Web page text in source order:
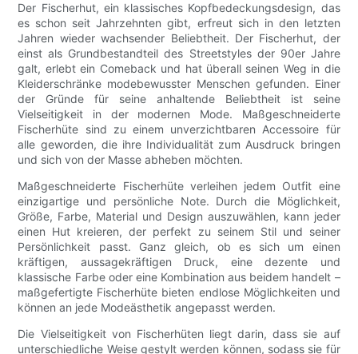
Der Fischerhut, ein klassisches Kopfbedeckungsdesign, das
es schon seit Jahrzehnten gibt, erfreut sich in den letzten
Jahren wieder wachsender Beliebtheit. Der Fischerhut, der
einst als Grundbestandteil des Streetstyles der 90er Jahre
galt, erlebt ein Comeback und hat überall seinen Weg in die
Kleiderschränke modebewusster Menschen gefunden. Einer
der Gründe für seine anhaltende Beliebtheit ist seine
Vielseitigkeit in der modernen Mode. Maßgeschneiderte
Fischerhüte sind zu einem unverzichtbaren Accessoire für
alle geworden, die ihre Individualität zum Ausdruck bringen
und sich von der Masse abheben möchten.
Maßgeschneiderte Fischerhüte verleihen jedem Outfit eine
einzigartige und persönliche Note. Durch die Möglichkeit,
Größe, Farbe, Material und Design auszuwählen, kann jeder
einen Hut kreieren, der perfekt zu seinem Stil und seiner
Persönlichkeit passt. Ganz gleich, ob es sich um einen
kräftigen, aussagekräftigen Druck, eine dezente und
klassische Farbe oder eine Kombination aus beidem handelt –
maßgefertigte Fischerhüte bieten endlose Möglichkeiten und
können an jede Modeästhetik angepasst werden.
Die Vielseitigkeit von Fischerhüten liegt darin, dass sie auf
unterschiedliche Weise gestylt werden können, sodass sie für